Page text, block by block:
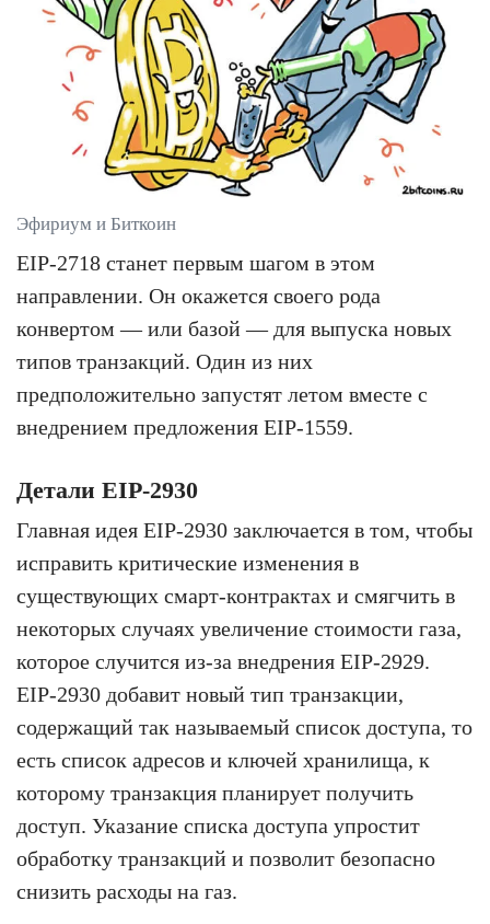
Эфириум и Биткоин
EIP-2718 станет первым шагом в этом
направлении. Он окажется своего рода
конвертом — или базой — для выпуска новых
типов транзакций. Один из них
предположительно запустят летом вместе с
внедрением предложения EIP-1559.
Детали EIP-2930
Главная идея EIP-2930 заключается в том, чтобы
исправить критические изменения в
существующих смарт-контрактах и смягчить в
некоторых случаях увеличение стоимости газа,
которое случится из-за внедрения EIP-2929.
EIP-2930 добавит новый тип транзакции,
содержащий так называемый список доступа, то
есть список адресов и ключей хранилища, к
которому транзакция планирует получить
доступ. Указание списка доступа упростит
обработку транзакций и позволит безопасно
снизить расходы на газ.